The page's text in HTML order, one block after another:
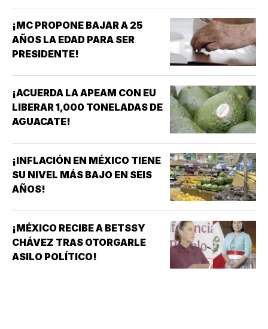
¡MC PROPONE BAJAR A 25
AÑOS LA EDAD PARA SER
PRESIDENTE!
¡ACUERDA LA APEAM CON EU
LIBERAR 1,000 TONELADAS DE
AGUACATE!
¡INFLACIÓN EN MÉXICO TIENE
SU NIVEL MÁS BAJO EN SEIS
AÑOS!
¡MÉXICO RECIBE A BETSSY
CHÁVEZ TRAS OTORGARLE
ASILO POLÍTICO!